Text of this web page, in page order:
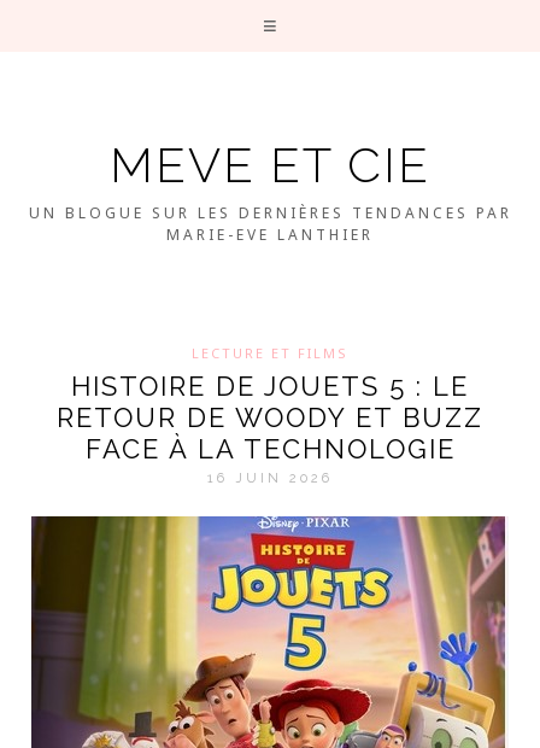
MEVE ET CIE
UN BLOGUE SUR LES DERNIÈRES TENDANCES PAR
MARIE-EVE LANTHIER
LECTURE ET FILMS
HISTOIRE DE JOUETS 5 : LE
RETOUR DE WOODY ET BUZZ
FACE À LA TECHNOLOGIE
16 JUIN 2026